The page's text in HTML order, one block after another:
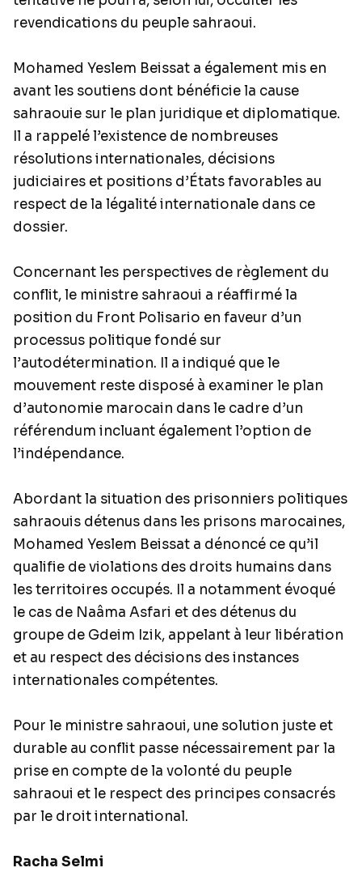
revendications du peuple sahraoui.
Mohamed Yeslem Beissat a également mis en
avant les soutiens dont bénéficie la cause
sahraouie sur le plan juridique et diplomatique.
Il a rappelé l’existence de nombreuses
résolutions internationales, décisions
judiciaires et positions d’États favorables au
respect de la légalité internationale dans ce
dossier.
Concernant les perspectives de règlement du
conflit, le ministre sahraoui a réaffirmé la
position du Front Polisario en faveur d’un
processus politique fondé sur
l’autodétermination. Il a indiqué que le
mouvement reste disposé à examiner le plan
d’autonomie marocain dans le cadre d’un
référendum incluant également l’option de
l’indépendance.
Abordant la situation des prisonniers politiques
sahraouis détenus dans les prisons marocaines,
Mohamed Yeslem Beissat a dénoncé ce qu’il
qualifie de violations des droits humains dans
les territoires occupés. Il a notamment évoqué
le cas de Naâma Asfari et des détenus du
groupe de Gdeim Izik, appelant à leur libération
et au respect des décisions des instances
internationales compétentes.
Pour le ministre sahraoui, une solution juste et
durable au conflit passe nécessairement par la
prise en compte de la volonté du peuple
sahraoui et le respect des principes consacrés
par le droit international.
Racha Selmi